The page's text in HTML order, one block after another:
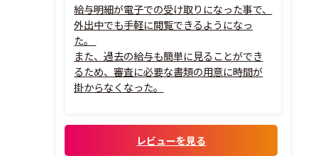
給与明細が電子での受け取りになった事で、
外出中でも手軽に閲覧できるようになっ
た。
また、過去の給与も簡単に見ることができ
るため、審査に必要な書類の用意に時間が
掛からなくなった。
レビューを見る